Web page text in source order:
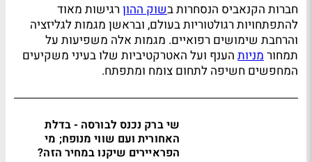
חברות הקנאביס הנסחרות בשוק ההון רגישות מאוד
להתפתחויות רגולטוריות בעולם, ובראשן מגמות לגליזציה
והרחבת שימושים רפואיים. מגמות אלה משפיעות על
תמחורמניות הענף ועל האטרקטיביות שלו בעיני משקיעים
המחפשים חשיפה לתחום צומח ומתפתח.
שי ברק נכנס לבורסה - בדלת
האחורית ועם שווי מנופח; מי
הפראיירים שיקנו במחיר הזה?